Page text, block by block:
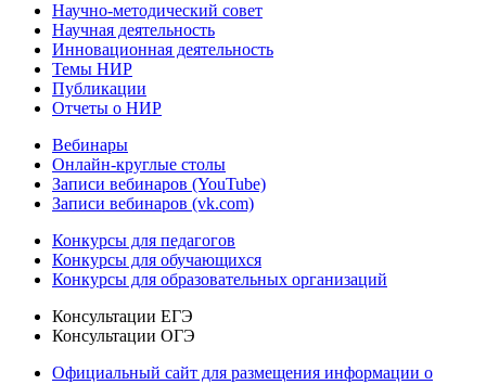
Научно-методический совет
Научная деятельность
Инновационная деятельность
Темы НИР
Публикации
Отчеты о НИР
Вебинары
Онлайн-круглые столы
Записи вебинаров (YouTube)
Записи вебинаров (vk.com)
Конкурсы для педагогов
Конкурсы для обучающихся
Конкурсы для образовательных организаций
Консультации ЕГЭ
Консультации ОГЭ
Официальный сайт для размещения информации о